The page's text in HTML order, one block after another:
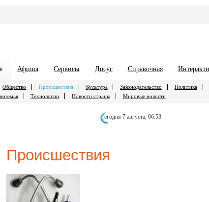
Афиша Сервисы Досуг Справочная
Общество Происшествия Культура Законодательство Политика
Технологии Новости страны Мировые новости
егодня 7 августа, 06:53
Происшествия